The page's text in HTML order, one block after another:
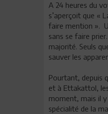
A 24 heures du
s’aperçoit que «
faire mention ».
sans se faire
majorité. Seuls
sauver les
Pourtant, depuis
et à Ettakattol,
moment, mais il
spécialité de la